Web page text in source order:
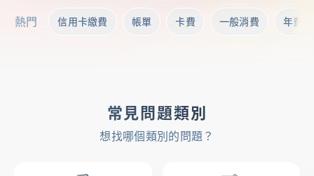
貿易服務
熱門 信用卡繳費 帳單 卡費 一般消費 年費
常見問題類別
想找哪個類別的問題？